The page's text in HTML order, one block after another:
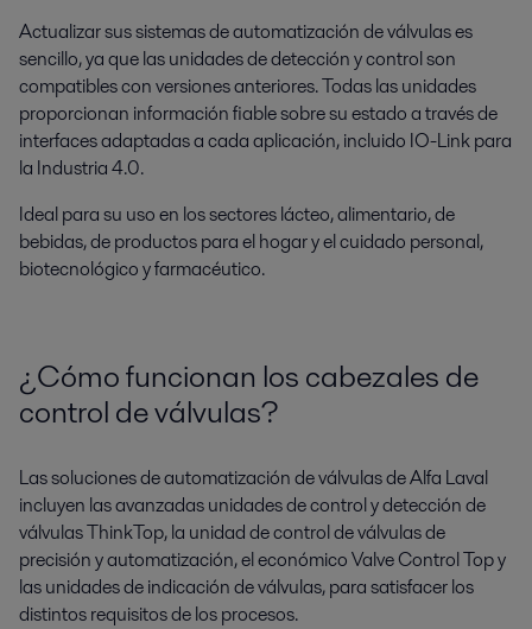
Actualizar sus sistemas de automatización de válvulas es
sencillo, ya que las unidades de detección y control son
compatibles con versiones anteriores. Todas las unidades
proporcionan información fiable sobre su estado a través de
interfaces adaptadas a cada aplicación, incluido IO-Link para
la Industria 4.0.
Ideal para su uso en los sectores lácteo, alimentario, de
bebidas, de productos para el hogar y el cuidado personal,
biotecnológico y farmacéutico.
¿Cómo funcionan los cabezales de
control de válvulas?
Las soluciones de automatización de válvulas de Alfa Laval
incluyen las avanzadas unidades de control y detección de
válvulas ThinkTop, la unidad de control de válvulas de
precisión y automatización, el económico Valve Control Top y
las unidades de indicación de válvulas, para satisfacer los
distintos requisitos de los procesos.